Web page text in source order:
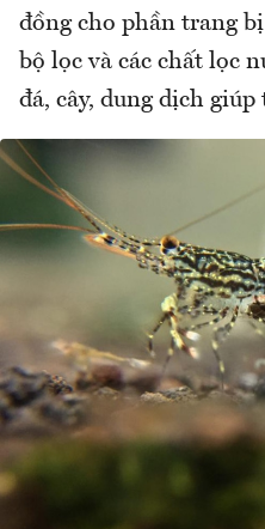
đồng cho phần trang
bộ lọc và các chất lọc
đá, cây, dung dịch giúp